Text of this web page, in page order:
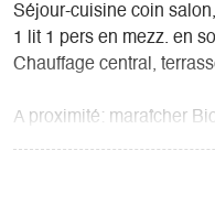
Séjour-cuisine coin
1 lit 1 pers en mezz. en
Chauffage central,
A proximité: maraîcher